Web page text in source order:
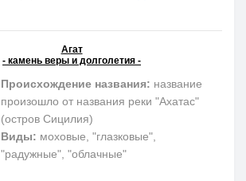
Агат
- камень веры и долголетия -
Происхождение названия: название
произошло от названия реки "Ахатас"
(остров Сицилия)
Виды: моховые, "глазковые",
"радужные", "облачные"